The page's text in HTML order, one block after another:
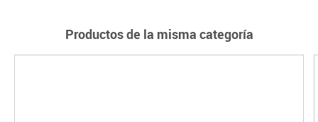
Productos de la misma categoría